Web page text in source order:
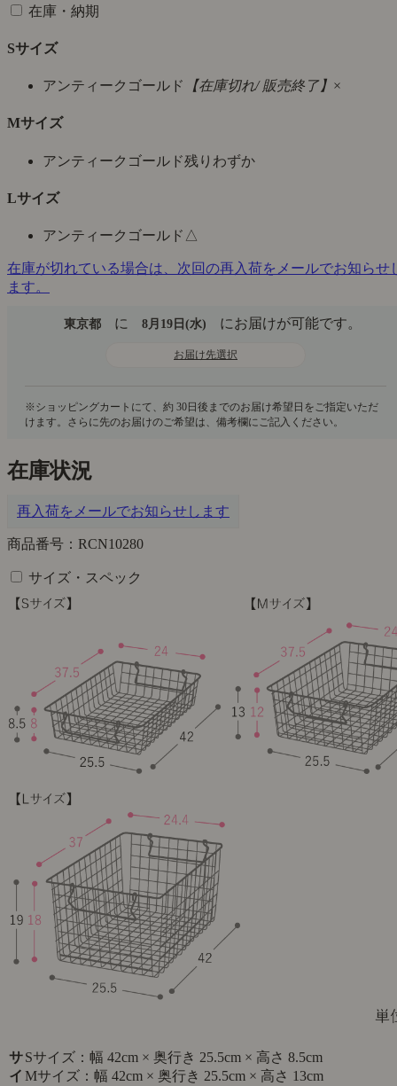
在庫・納期
Sサイズ
アンティークゴールド 【在庫切れ/ 販売終了】 ×
Mサイズ
アンティークゴールド残りわずか
Lサイズ
アンティークゴールド △
在庫が切れている場合は、次回の再入荷をメールでお知らせ
ます。
東京都 に 8月19日(水) にお届けが可能です。
お届け先選択
在庫状況
再入荷をメールでお知らせします
商品番号：RCN10280
サイズ・スペック
サ
イ
Sサイズ：幅 42cm × 奥行き 25.5cm × 高さ 8.5cm
Mサイズ：幅 42cm × 奥行き 25.5cm × 高さ 13cm